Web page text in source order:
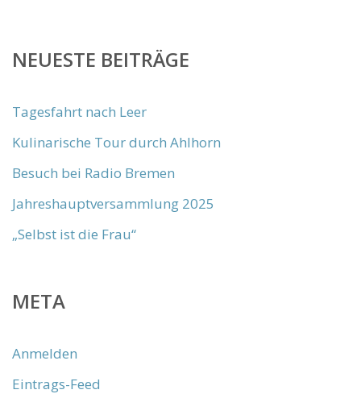
NEUESTE BEITRÄGE
Tagesfahrt nach Leer
Kulinarische Tour durch Ahlhorn
Besuch bei Radio Bremen
Jahreshauptversammlung 2025
„Selbst ist die Frau“
META
Anmelden
Eintrags-Feed